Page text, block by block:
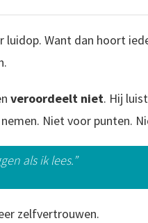
luidop. Want dan hoort
veroordeelt niet. Hij
Niet voor punten.
als ik lees.”
zelfvertrouwen.